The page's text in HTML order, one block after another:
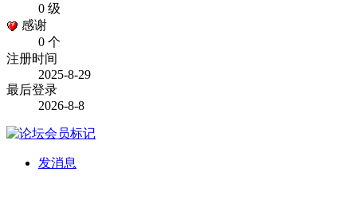
0 级
感谢
0 个
注册时间
2025-8-29
最后登录
2026-8-8
发消息